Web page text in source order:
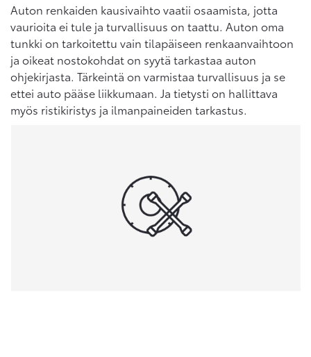
Auton renkaiden kausivaihto vaatii osaamista, jotta
vaurioita ei tule ja turvallisuus on taattu. Auton oma
tunkki on tarkoitettu vain tilapäiseen renkaanvaihtoon
ja oikeat nostokohdat on syytä tarkastaa auton
ohjekirjasta. Tärkeintä on varmistaa turvallisuus ja se
ettei auto pääse liikkumaan. Ja tietysti on hallittava
myös ristikiristys ja ilmanpaineiden tarkastus.